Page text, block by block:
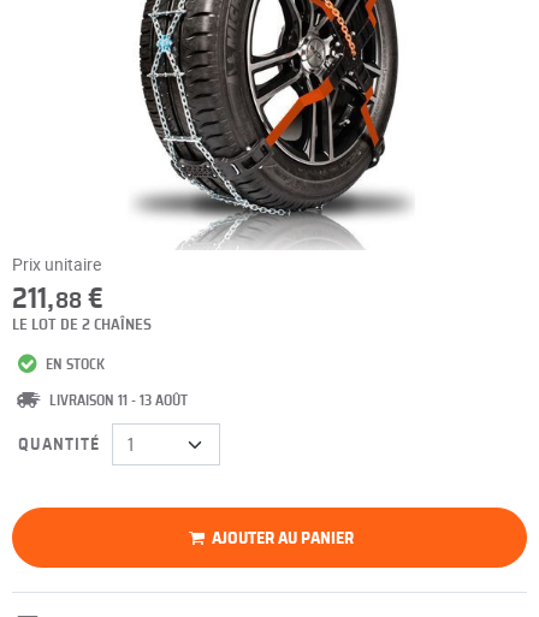
Prix unitaire
211,88 €
LE LOT DE 2 CHAÎNES
EN STOCK
LIVRAISON 11 - 13 AOÛT
QUANTITÉ
AJOUTER AU PANIER